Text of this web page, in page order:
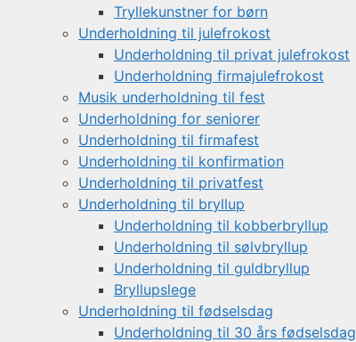
Tryllekunstner for børn
Underholdning til julefrokost
Underholdning til privat julefrokost
Underholdning firmajulefrokost
Musik underholdning til fest
Underholdning for seniorer
Underholdning til firmafest
Underholdning til konfirmation
Underholdning til privatfest
Underholdning til bryllup
Underholdning til kobberbryllup
Underholdning til sølvbryllup
Underholdning til guldbryllup
Bryllupslege
Underholdning til fødselsdag
Underholdning til 30 års fødselsdag